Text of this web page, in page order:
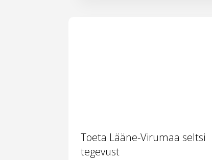
Toeta Lääne-Virumaa seltsi
tegevust